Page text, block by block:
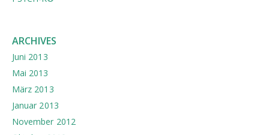
ARCHIVES
Juni 2013
Mai 2013
März 2013
Januar 2013
November 2012